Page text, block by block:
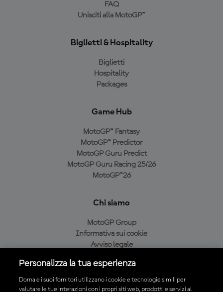
FAQ
Unisciti alla MotoGP™
Biglietti & Hospitality
Biglietti
Hospitality
Packages
Game Hub
MotoGP™ Fantasy
MotoGP™ Predictor
MotoGP Guru Predict
MotoGP Guru Racing 25/26
MotoGP™26
Chi siamo
MotoGP Group
Informativa sui cookie
Avviso legale
Condizioni di acquisto
Personalizza la tua esperienza
Dorna e i suoi fornitori utilizzano i cookie e tecnologie simili per
valutare le tue interazioni con i propri siti web, prodotti e servizi al